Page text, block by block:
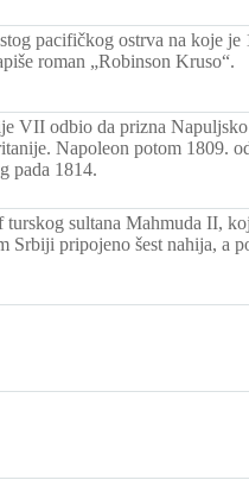
pacifičkog ostrva na koje je
roman „Robinson Kruso“.
VII odbio da prizna
Napoleon potom 1809.
pada 1814.
sultana Mahmuda II,
pripojeno šest nahija, a